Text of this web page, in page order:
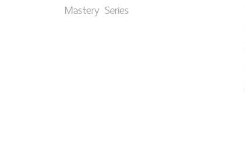
Mastery Series